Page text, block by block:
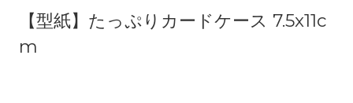
【型紙】たっぷりカードケース 7.5x11c
m